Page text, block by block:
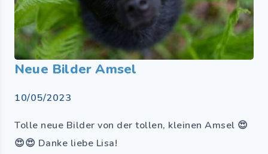
Neue Bilder Amsel
10/05/2023
Tolle neue Bilder von der tollen, kleinen Amsel 😍
😍😍 Danke liebe Lisa!